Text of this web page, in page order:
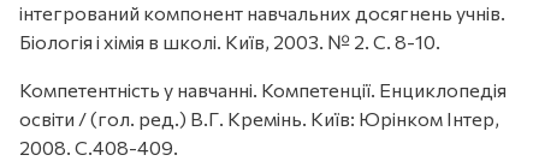
інтегрований компонент навчальних досягнень учнів.
Біологія і хімія в школі. Київ, 2003. № 2. С. 8-10.
Компетентність у навчанні. Компетенції. Енциклопедія
освіти / (гол. ред.) В.Г. Кремінь. Київ: Юрінком Інтер,
2008. С.408-409.